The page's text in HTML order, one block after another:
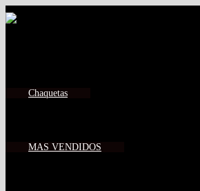
Chaquetas
MAS VENDIDOS